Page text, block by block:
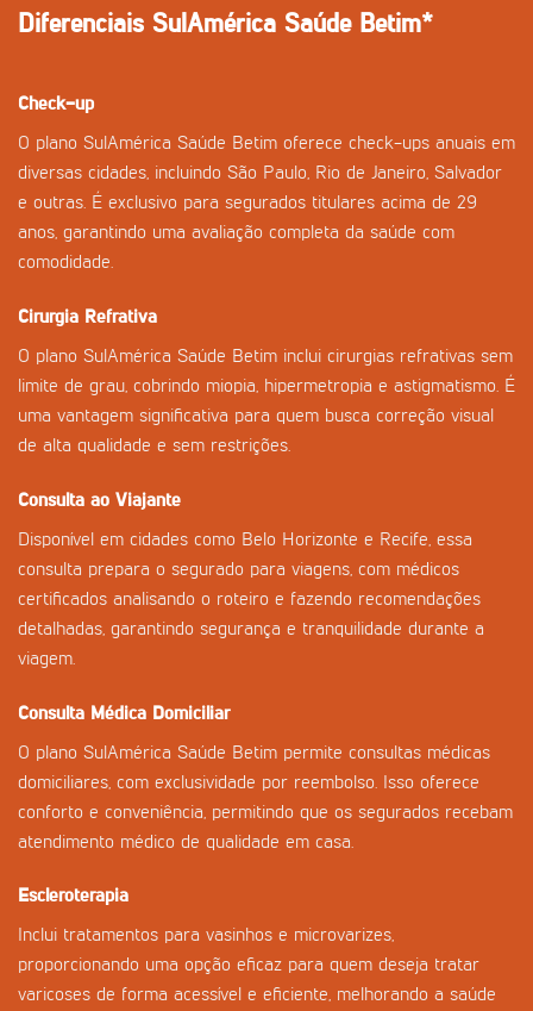
Diferenciais SulAmérica Saúde Betim*
Check-up
O plano SulAmérica Saúde Betim oferece check-ups anuais em
diversas cidades, incluindo São Paulo, Rio de Janeiro, Salvador
e outras. É exclusivo para segurados titulares acima de 29
anos, garantindo uma avaliação completa da saúde com
comodidade.
Cirurgia Refrativa
O plano SulAmérica Saúde Betim inclui cirurgias refrativas sem
limite de grau, cobrindo miopia, hipermetropia e astigmatismo. É
uma vantagem significativa para quem busca correção visual
de alta qualidade e sem restrições.
Consulta ao Viajante
Disponível em cidades como Belo Horizonte e Recife, essa
consulta prepara o segurado para viagens, com médicos
certificados analisando o roteiro e fazendo recomendações
detalhadas, garantindo segurança e tranquilidade durante a
viagem.
Consulta Médica Domiciliar
O plano SulAmérica Saúde Betim permite consultas médicas
domiciliares, com exclusividade por reembolso. Isso oferece
conforto e conveniência, permitindo que os segurados recebam
atendimento médico de qualidade em casa.
Escleroterapia
Inclui tratamentos para vasinhos e microvarizes,
proporcionando uma opção eficaz para quem deseja tratar
varicoses de forma acessível e eficiente, melhorando a saúde